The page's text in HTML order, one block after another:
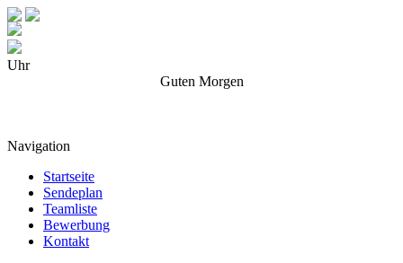
Uhr
Guten Morgen
Navigation
Startseite
Sendeplan
Teamliste
Bewerbung
Kontakt